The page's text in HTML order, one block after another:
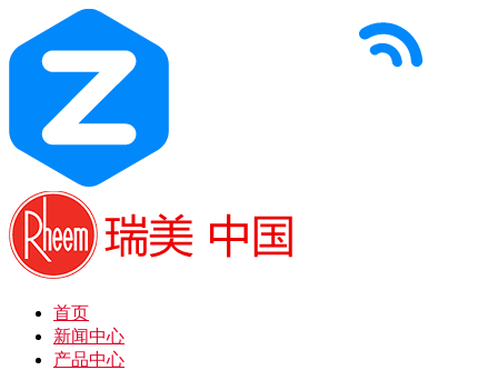
首页
新闻中心
产品中心